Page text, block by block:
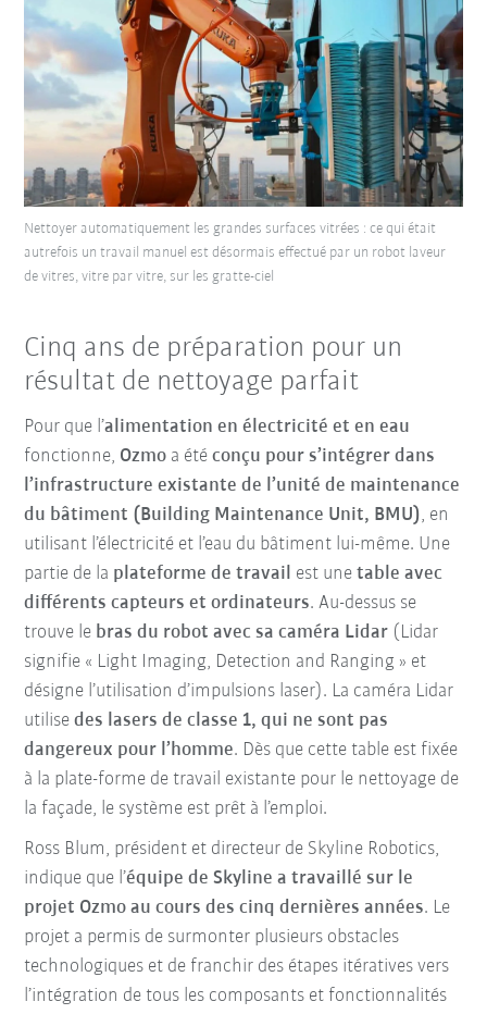
Nettoyer automatiquement les grandes surfaces vitrées : ce qui était
autrefois un travail manuel est désormais effectué par un robot laveur
de vitres, vitre par vitre, sur les gratte-ciel
Cinq ans de préparation pour un
résultat de nettoyage parfait
Pour que l’alimentation en électricité et en eau
fonctionne, Ozmo a étéconçu pour s’intégrer dans
l’infrastructure existante de l’unité de maintenance
du bâtiment (Building Maintenance Unit, BMU), en
utilisant l’électricité et l’eau du bâtiment lui-même. Une
partie de la plateforme de travail est unetable avec
différents capteurs et ordinateurs. Au-dessus se
trouve le bras du robot avec sa caméra Lidar (Lidar
signifie « Light Imaging, Detection and Ranging » et
désigne l’utilisation d’impulsions laser). La caméra Lidar
utilisedes lasers de classe 1, qui ne sont pas
dangereux pour l’homme. Dès que cette table est fixée
à la plate-forme de travail existante pour le nettoyage de
la façade, le système est prêt à l’emploi.
Ross Blum, président et directeur de Skyline Robotics,
indique que l’équipe de Skyline a travaillé sur le
projet Ozmo au cours des cinq dernières années. Le
projet a permis de surmonter plusieurs obstacles
technologiques et de franchir des étapes itératives vers
l’intégration de tous les composants et fonctionnalités